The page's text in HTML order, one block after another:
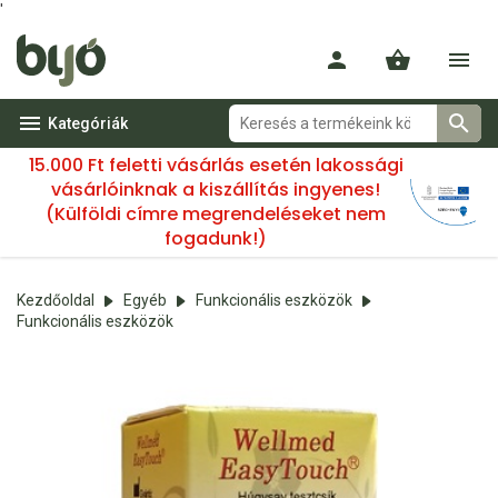
'
Kategóriák
15.000 Ft feletti vásárlás esetén lakossági
vásárlóinknak a kiszállítás ingyenes!
(Külföldi címre megrendeléseket nem
fogadunk!)
Kezdőoldal Egyéb
Funkcionális eszközök
Funkcionális eszközök